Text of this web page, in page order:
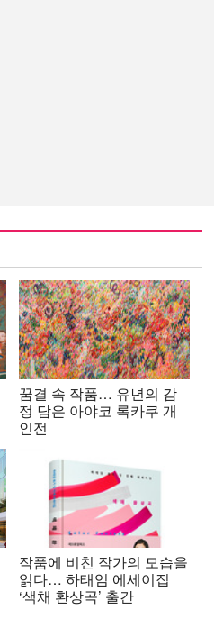
꿈결 속 작품… 유년의 감
정 담은 아야코 록카쿠 개
인전
작품에 비친 작가의 모습을
읽다… 하태임 에세이집
‘색채 환상곡’ 출간